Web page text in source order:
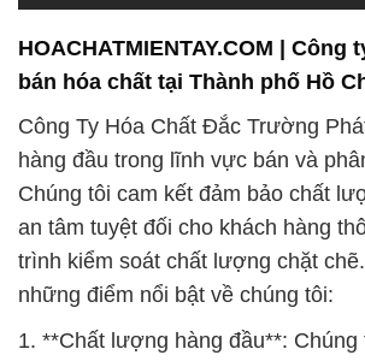
HOACHATMIENTAY.COM |
bán hóa chất tại Thành phố Hồ
Công Ty Hóa Chất Đắc Trường
hàng đầu trong lĩnh vực bán và
Chúng tôi cam kết đảm bảo chất
an tâm tuyệt đối cho khách hàng
trình kiểm soát chất lượng chặt
những điểm nổi bật về chúng tôi:
1. **Chất lượng hàng đầu**: